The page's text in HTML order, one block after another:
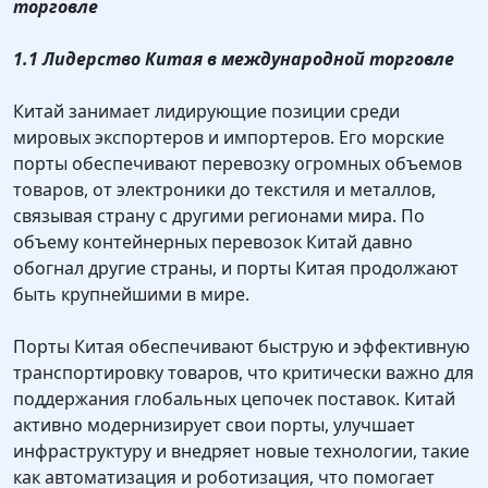
торговле
1.1 Лидерство Китая в международной торговле
Китай занимает лидирующие позиции среди
мировых экспортеров и импортеров. Его морские
порты обеспечивают перевозку огромных объемов
товаров, от электроники до текстиля и металлов,
связывая страну с другими регионами мира. По
объему контейнерных перевозок Китай давно
обогнал другие страны, и порты Китая продолжают
быть крупнейшими в мире.
Порты Китая обеспечивают быструю и эффективную
транспортировку товаров, что критически важно для
поддержания глобальных цепочек поставок. Китай
активно модернизирует свои порты, улучшает
инфраструктуру и внедряет новые технологии, такие
как автоматизация и роботизация, что помогает